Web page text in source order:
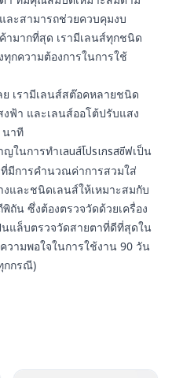
ละสามารถช่วยควบคุมงบ
มากที่สุด เรามีเลนส์ทุกชนิด
กความต้องการในการใช้
ย เรามีเลนส์สต๊อคหลายชนิด
ฟ้า และเลนส์ออโต้ปรับแสง
นาที
ญในการทำเลนส์โปรเกรสซีฟเป็น
มีการคำนวณค่าการสวมใส่
และชนิดเลนส์ให้เหมาะสมกับ
ถัน ซึ่งต้องตรวจวัดด้วยเครื่อง
นแล็บตรวจวัดสายตาที่ดีที่สุดใน
วามพอใจในการใช้งาน 90 วัน
กกรณี)